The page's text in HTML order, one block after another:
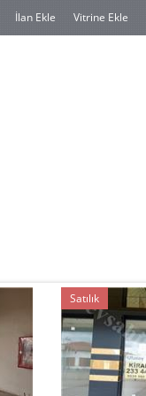
İlan Ekle Vitrine Ekle
Satılık